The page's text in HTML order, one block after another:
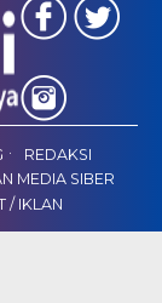
REDAKSI
MEDIA SIBER
/ IKLAN